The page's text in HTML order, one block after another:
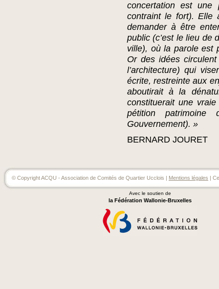
concertation est
contraint le fort). Elle
demander à être
public (c’est le lieu de
ville), où la parole est
Or des idées
l’architecture) qui
écrite, restreinte aux
aboutirait à la
constituerait une
pétition
Gouvernement). »
BERNARD JOURET
© Copyright ACQU - Association de Comités de Quartier Ucclois | Mentions légales |
Avec le soutien de
la Fédération Wallonie-Bruxelles